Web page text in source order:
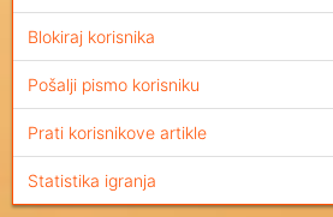
Blokiraj korisnika
Pošalji pismo korisniku
Prati korisnikove artikle
Statistika igranja